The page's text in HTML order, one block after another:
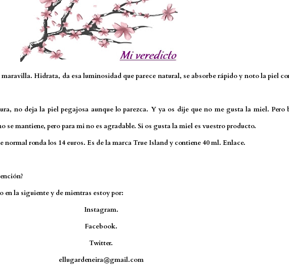
Hidrata, da esa luminosidad que parece natural, se absorbe rápido y noto la piel
no deja la piel pegajosa aunque lo parezca. Y ya os dije que no me gusta la miel. Pero
se mantiene, pero para mi no es agradable. Si os gusta la miel es vuestro producto.
normal ronda los 14 euros. Es de la marca True Island y contiene 40 ml. Enlace.
en la siguiente y de mientras estoy por:
Instagram.
Facebook.
Twitter.
ellugardeneira@gmail.com